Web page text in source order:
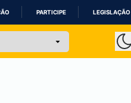
PARTICIPE LEGISLAÇÃO